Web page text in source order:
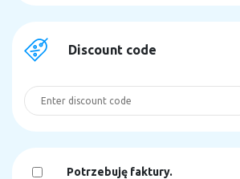
Discount code
Potrzebuję faktury.